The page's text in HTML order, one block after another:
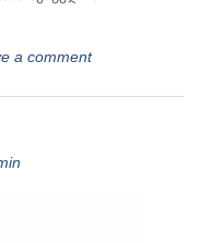
a comment